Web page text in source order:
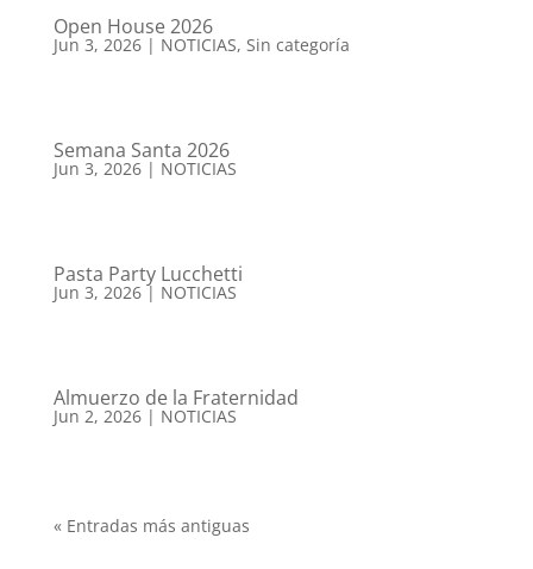
Open House 2026
Jun 3, 2026| NOTICIAS, Sin categoría
Semana Santa 2026
Jun 3, 2026| NOTICIAS
Pasta Party Lucchetti
Jun 3, 2026| NOTICIAS
Almuerzo de la Fraternidad
Jun 2, 2026| NOTICIAS
« Entradas más antiguas